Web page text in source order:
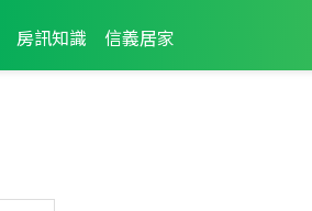
房訊知識 信義居家